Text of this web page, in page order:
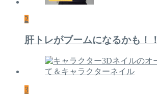
2
肝トレがブームになるかも！！
3